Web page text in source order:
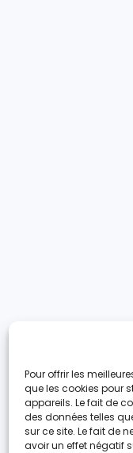
Pour offrir les
que les cookies pour
appareils. Le fait de
des données telles
sur ce site. Le fait de
avoir un effet négatif